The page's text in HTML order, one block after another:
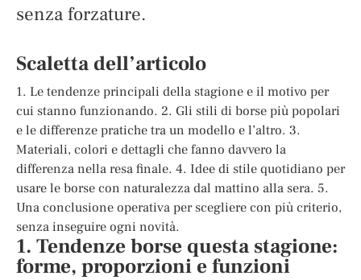
senza forzature.
Scaletta dell’articolo
1. Le tendenze principali della stagione e il motivo per
cui stanno funzionando. 2. Gli stili di borse più popolari
e le differenze pratiche tra un modello e l’altro. 3.
Materiali, colori e dettagli che fanno davvero la
differenza nella resa finale. 4. Idee di stile quotidiano per
usare le borse con naturalezza dal mattino alla sera. 5.
Una conclusione operativa per scegliere con più criterio,
senza inseguire ogni novità.
1. Tendenze borse questa stagione:
forme, proporzioni e funzioni